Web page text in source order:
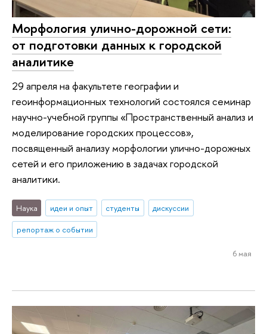
Морфология улично-дорожной сети:
от подготовки данных к городской
аналитике
29 апреля на факультете географии и
геоинформационных технологий состоялся семинар
научно-учебной группы «Пространственный анализ и
моделирование городских процессов»,
посвященный анализу морфологии улично-дорожных
сетей и его приложению в задачах городской
аналитики.
Наука идеи и опыт студенты
дискуссии
репортаж о событии
6 мая